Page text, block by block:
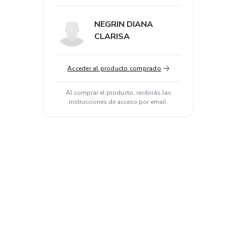
NEGRIN DIANA
CLARISA
Acceder al producto comprado
Al comprar el producto, recibirás las
instrucciones de acceso por email.